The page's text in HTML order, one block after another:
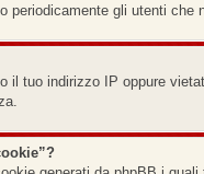
periodicamente gli utenti
il tuo indirizzo IP oppure